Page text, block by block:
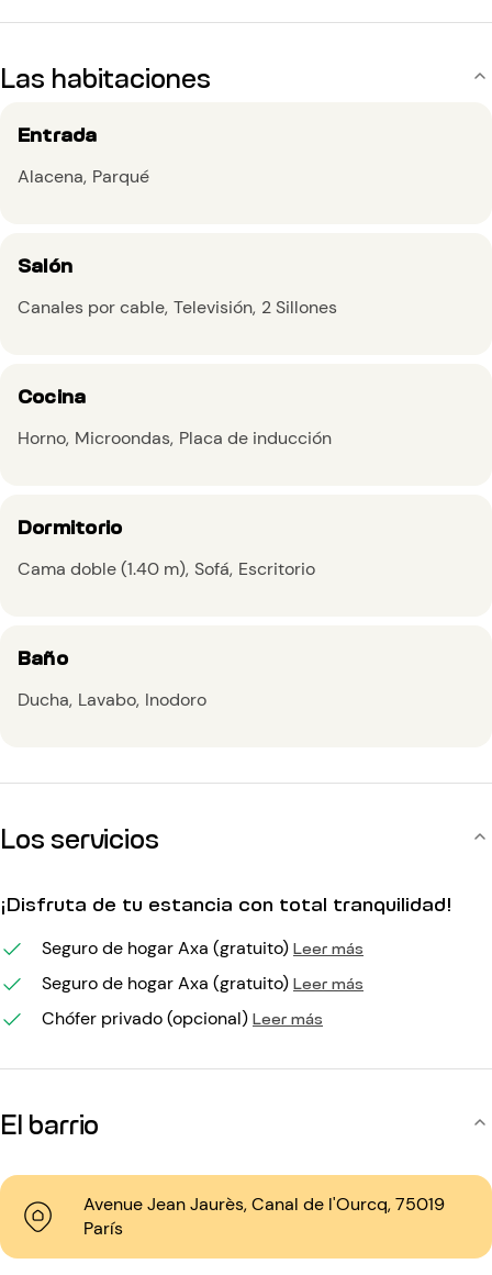
Las habitaciones
Entrada
Alacena Parqué
Salón
Canales por cable Televisión 2 Sillones
Cocina
Horno Microondas Placa de inducción
Dormitorio
Cama doble (1.40 m) Sofá Escritorio
Baño
Ducha Lavabo Inodoro
Los servicios
¡Disfruta de tu estancia con total tranquilidad!
Seguro de hogar Axa (gratuito) Leer más
Seguro de hogar Axa (gratuito) Leer más
Chófer privado (opcional) Leer más
El barrio
Avenue Jean Jaurès, Canal de l'Ourcq, 75019
París